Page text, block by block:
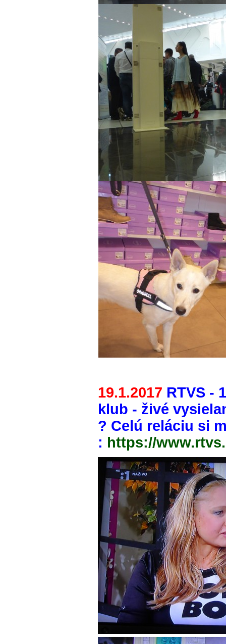
19.1.2017 RTVS -
klub - živé
? Celú reláciu si
: https://